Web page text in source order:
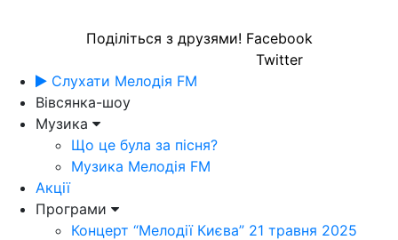
Поділіться з друзями! Facebook
Twitter
Слухати Мелодія FM
Вівсянка-шоу
Музика
Що це була за пісня?
Музика Мелодія FM
Акції
Програми
Концерт “Мелодії Києва” 21 травня 2025